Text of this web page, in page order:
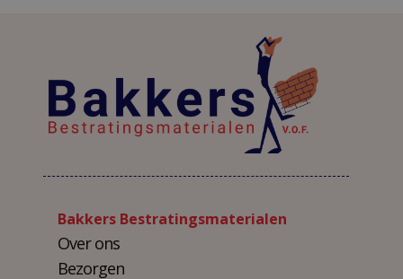
Bakkers Bestratingsmaterialen
Over ons
Bezorgen